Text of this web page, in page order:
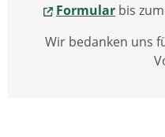
Formular bis
Wir bedanken uns